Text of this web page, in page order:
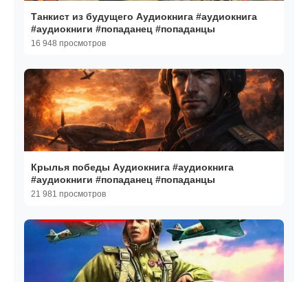
Танкист из будущего Аудиокнига #аудиокнига
#аудиокниги #попаданец #попаданцы
16 948 просмотров
Крылья победы Аудиокнига #аудиокнига
#аудиокниги #попаданец #попаданцы
21 981 просмотров